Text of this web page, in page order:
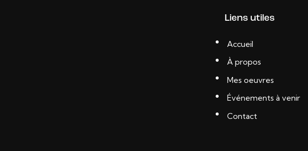
Liens utiles
Accueil
À propos
Mes oeuvres
Événements à venir
Contact